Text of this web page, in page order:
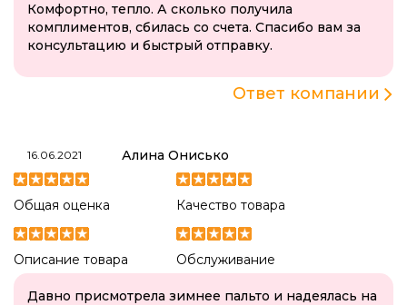
Комфортно, тепло. А сколько получила
комплиментов, сбилась со счета. Спасибо вам за
консультацию и быстрый отправку.
Ответ компании
16.06.2021 Алина Онисько
Общая оценка Качество товара
Описание товара Обслуживание
Давно присмотрела зимнее пальто и надеялась на